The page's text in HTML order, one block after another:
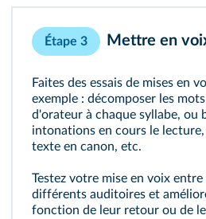
Étape 3 Mettre en
Faites des essais de mises en
exemple : décomposer les
d'orateur à chaque syllabe, ou
intonations en cours le
texte en canon, etc.
Testez votre mise en voix
différents auditoires et
fonction de leur retour ou de